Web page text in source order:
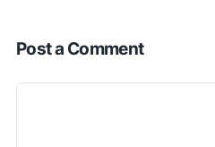
Post a Comment